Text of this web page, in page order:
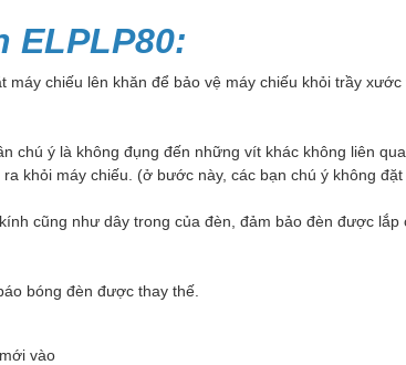
ELPLP80:
chiếu lên khăn để bảo vệ máy chiếu khỏi trầy xước
chú ý là không đụng đến những vít khác không liên
khỏi máy chiếu. (ở bước này, các bạn chú ý không
cũng như dây trong của đèn, đảm bảo đèn được lắp
bóng đèn được thay thế.
vào